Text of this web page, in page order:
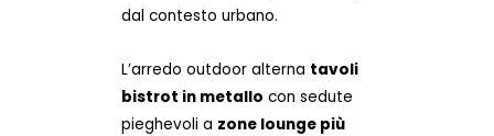
dal contesto urbano.
L’arredo outdoor alterna tavoli
bistrot in metallo con sedute
pieghevoli a zone lounge più